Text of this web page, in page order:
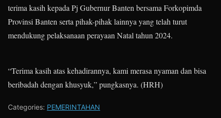
terima kasih kepada Pj Gubernur Banten bersama Forkopimda
Provinsi Banten serta pihak-pihak lainnya yang telah turut
mendukung pelaksanaan perayaan Natal tahun 2024.
“Terima kasih atas kehadirannya, kami merasa nyaman dan bisa
beribadah dengan khusyuk,” pungkasnya. (HRH)
Categories: PEMERINTAHAN